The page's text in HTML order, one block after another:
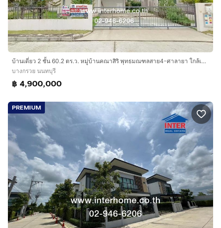
บ้านเดี่ยว 2 ชั้น 60.2 ตร.ว. หมู่บ้านคณาสิริ พุทธมณฑลสาย4-ศาลายา ใกล้เซ็นทรัลศาลายา ถนน1011สำเร็จพัฒนา ถนนบรมราชชนนี-กาญจนา บางกรวย นนทบุรี
บางกรวย นนทบุรี
฿ 4,900,000
PREMIUM